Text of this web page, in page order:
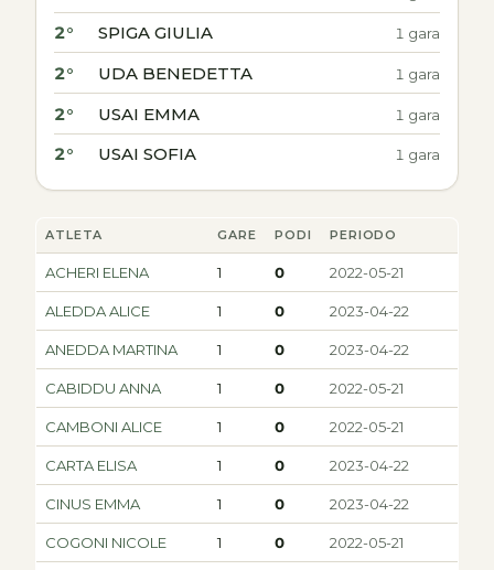
2° SPIGA GIULIA 1 gara
2° UDA BENEDETTA 1 gara
2° USAI EMMA 1 gara
2° USAI SOFIA 1 gara
ATLETA GARE PODI PERIODO
ACHERI ELENA 1 0 2022-05-21
ALEDDA ALICE 1 0 2023-04-22
ANEDDA MARTINA 1 0 2023-04-22
CABIDDU ANNA 1 0 2022-05-21
CAMBONI ALICE 1 0 2022-05-21
CARTA ELISA 1 0 2023-04-22
CINUS EMMA 1 0 2023-04-22
COGONI NICOLE 1 0 2022-05-21